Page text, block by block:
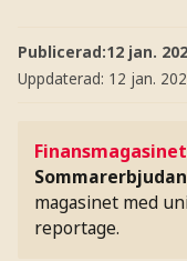
Publicerad:12 jan.
Uppdaterad: 12 jan.
Finansmagasinet
magasinet med
reportage.